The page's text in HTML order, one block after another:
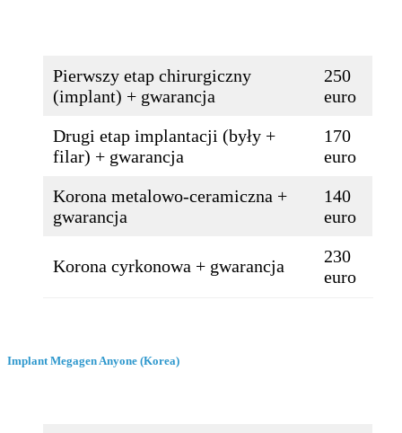
Pierwszy etap chirurgiczny
(implant) + gwarancja
250
euro
Drugi etap implantacji (były +
filar) + gwarancja
170
euro
Korona metalowo-ceramiczna +
gwarancja
140
euro
Korona cyrkonowa + gwarancja
230
euro
Implant Megagen Anyone (Korea)